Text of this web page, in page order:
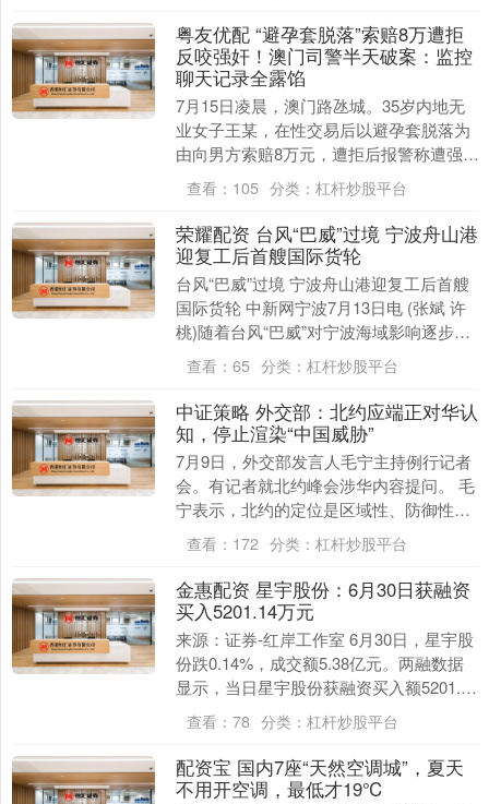
粤友优配 “避孕套脱落”索赔8万遭拒
反咬强奸！澳门司警半天破案：监控
聊天记录全露馅
7月15日凌晨，澳门路氹城。35岁内地无
业女子王某，在性交易后以避孕套脱落为
由向男方索赔8万元，遭拒后报警称遭强
奸。司警半天内调取监控、通讯记录、体
检报告，三项....
查看： 105 分类： 杠杆炒股平台
荣耀配资 台风“巴威”过境 宁波舟山港
迎复工后首艘国际货轮
台风“巴威”过境 宁波舟山港迎复工后首艘
国际货轮 中新网宁波7月13日电 (张斌 许
桃)随着台风“巴威”对宁波海域影响逐步消
退，宁波舟山港全面解除防台风管控，
港....
查看： 65 分类： 杠杆炒股平台
中证策略 外交部：北约应端正对华认
知，停止渲染“中国威胁”
7月9日，外交部发言人毛宁主持例行记者
会。有记者就北约峰会涉华内容提问。 毛
宁表示，北约的定位是区域性、防御性联
盟，具有明确的职责范围和地理界限，不
要总是拿中国....
查看： 172 分类： 杠杆炒股平台
金惠配资 星宇股份：6月30日获融资
买入5201.14万元
来源：证券-红岸工作室 6月30日，星宇股
份跌0.14%，成交额5.38亿元。两融数据
显示，当日星宇股份获融资买入额5201.14
万元，融资偿还3663.27万....
查看： 78 分类： 杠杆炒股平台
配资宝 国内7座“天然空调城”，夏天
不用开空调，最低才19℃